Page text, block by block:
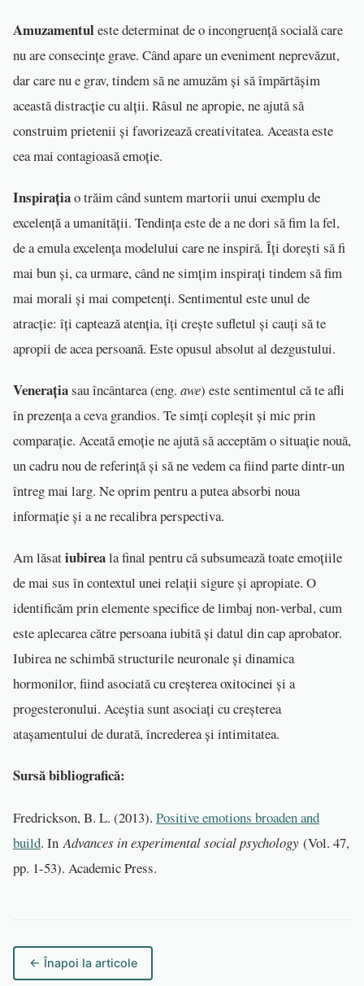
Amuzamentuleste determinat de o incongruență socială care
nu are consecințe grave. Când apare un eveniment neprevăzut,
dar care nu e grav, tindem să ne amuzăm și să împărtășim
această distracție cu alții. Râsul ne apropie, ne ajută să
construim prietenii și favorizează creativitatea. Aceasta este
cea mai contagioasă emoție.
Inspirațiao trăim când suntem martorii unui exemplu de
excelență a umanității. Tendința este de a ne dori să fim la fel,
de a emula excelența modelului care ne inspiră. Îți dorești să fi
mai bun și, ca urmare, când ne simțim inspirați tindem să fim
mai morali și mai competenți. Sentimentul este unul de
atracție: îți captează atenția, îți crește sufletul și cauți să te
apropii de acea persoană. Este opusul absolut al dezgustului.
Venerațiasau încântarea (eng. awe) este sentimentul că te afli
în prezența a ceva grandios. Te simți copleșit și mic prin
comparație. Aceată emoție ne ajută să acceptăm o situație nouă,
un cadru nou de referință și să ne vedem ca fiind parte dintr-un
întreg mai larg. Ne oprim pentru a putea absorbi noua
informație și a ne recalibra perspectiva.
Am lăsatiubireala final pentru că subsumează toate emoțiile
de mai sus în contextul unei relații sigure și apropiate. O
identificăm prin elemente specifice de limbaj non-verbal, cum
este aplecarea către persoana iubită și datul din cap aprobator.
Iubirea ne schimbă structurile neuronale și dinamica
hormonilor, fiind asociată cu creșterea oxitocinei și a
progesteronului. Aceștia sunt asociați cu creșterea
atașamentului de durată, încrederea și intimitatea.
Sursă bibliografică:
Fredrickson, B. L. (2013). Positive emotions broaden and
build. In Advances in experimental social psychology (Vol. 47,
pp. 1-53). Academic Press.
← Înapoi la articole